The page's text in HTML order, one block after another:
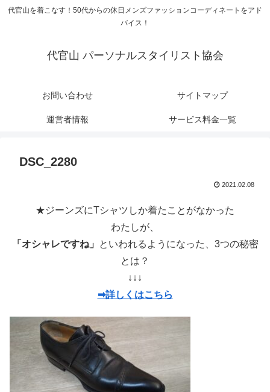
代官山を着こなす！50代からの休日メンズファッションコーディネートをアド
バイス！
代官山 パーソナルスタイリスト協会
お問い合わせ サイトマップ
運営者情報 サービス料金一覧
DSC_2280
2021.02.08
★ジーンズにTシャツしか着たことがなかった
わたしが、
「オシャレですね」
といわれるようになった、3つの秘密
とは？
↓↓↓
➡詳しくはこちら